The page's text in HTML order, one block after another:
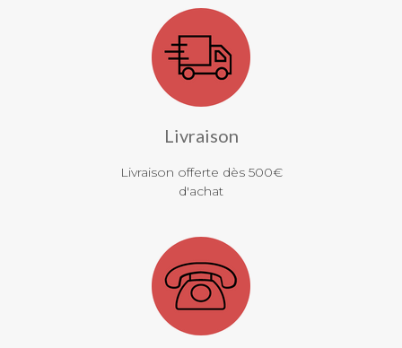
Livraison
Livraison offerte dès 500€
d'achat